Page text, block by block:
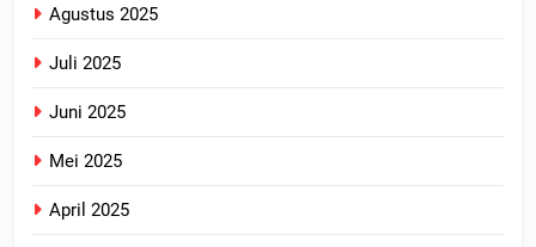
Agustus 2025
Juli 2025
Juni 2025
Mei 2025
April 2025